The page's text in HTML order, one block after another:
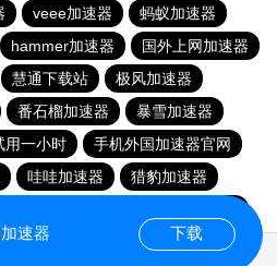
veee加速器
蚂蚁加速器
hammer加速器
国外上网加速器
慧通下载站
极风加速器
番石榴加速器
暴雪加速器
用一小时
手机外国加速器官网
哇哇加速器
猎豹加速器
速器 下载